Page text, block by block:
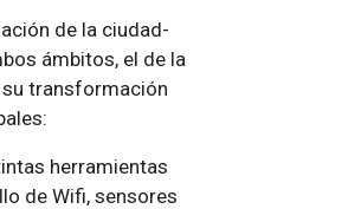
de la ciudad-
ámbitos, el de la
su transformación
herramientas
de Wifi, sensores